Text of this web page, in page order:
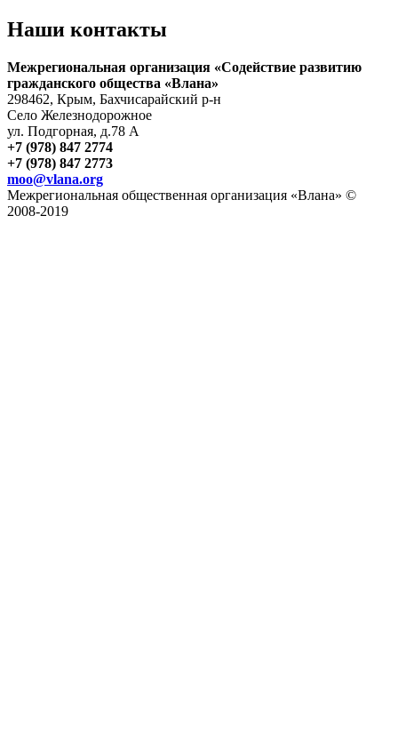
Наши контакты
Межрегиональная организация «Содействие развитию
гражданского общества «Влана»
298462, Крым, Бахчисарайский р-н
Село Железнодорожное
ул. Подгорная, д.78 А
+7 (978) 847 2774
+7 (978) 847 2773
moo@vlana.org
Межрегиональная общественная организация «Влана» ©
2008-2019